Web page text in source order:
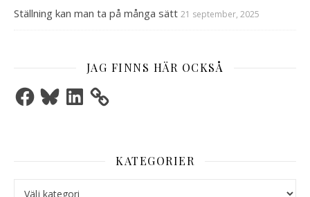
Ställning kan man ta på många sätt 21 september, 2025
JAG FINNS HÄR OCKSÅ
FacebookBlueskyLinkedIn
KATEGORIER